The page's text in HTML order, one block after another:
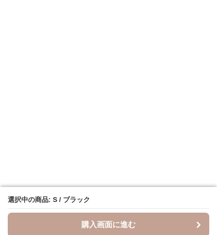
選択中の商品: S / ブラック
購入画面に進む
選択中の商品: S / ブラック
購入画面に進む